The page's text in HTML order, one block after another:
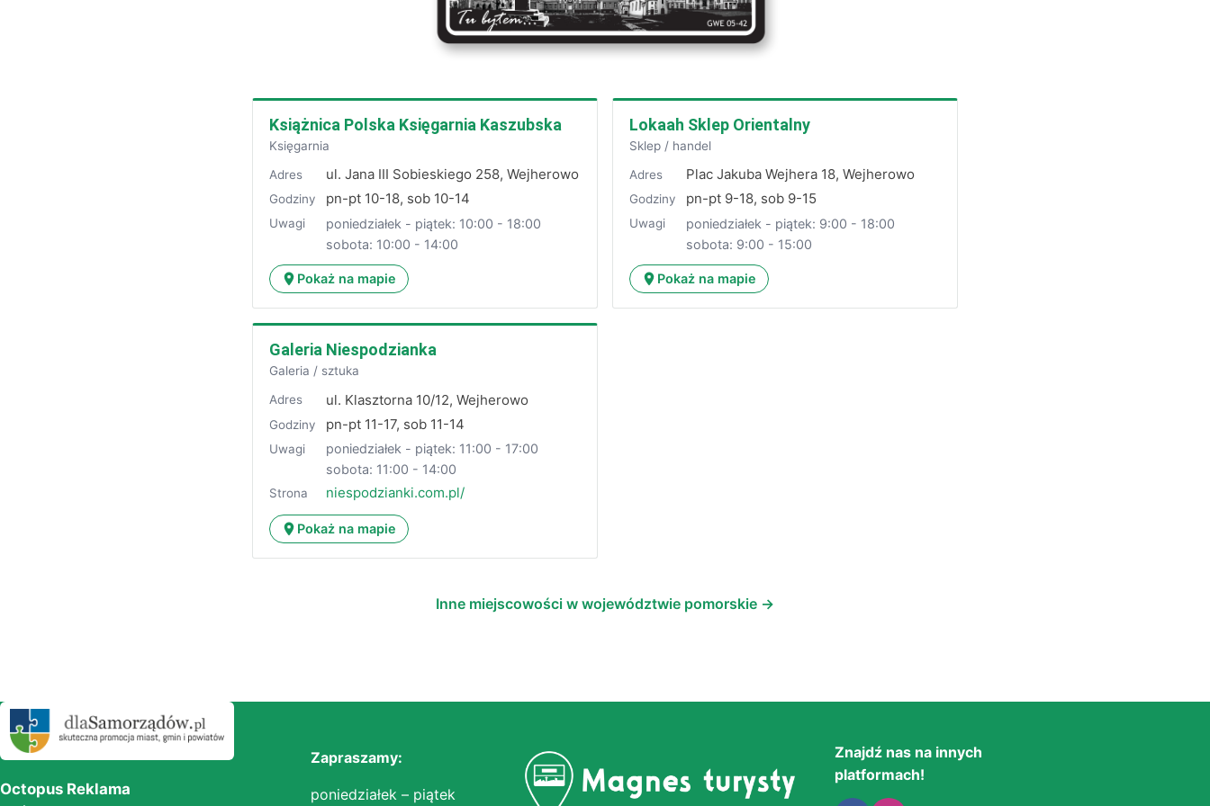
Książnica Polska Księgarnia Kaszubska
Księgarnia
Adres ul. Jana III Sobieskiego 258, Wejherowo
Godziny pn-pt 10-18, sob 10-14
Uwagi
poniedziałek - piątek: 10:00 - 18:00
sobota: 10:00 - 14:00
Pokaż na mapie
Lokaah Sklep Orientalny
Sklep / handel
Adres Plac Jakuba Wejhera 18, Wejherowo
Godziny pn-pt 9-18, sob 9-15
Uwagi
poniedziałek - piątek: 9:00 - 18:00
sobota: 9:00 - 15:00
Pokaż na mapie
Galeria Niespodzianka
Galeria / sztuka
Adres ul. Klasztorna 10/12, Wejherowo
Godziny pn-pt 11-17, sob 11-14
Uwagi
poniedziałek - piątek: 11:00 - 17:00
sobota: 11:00 - 14:00
Strona niespodzianki.com.pl/
Pokaż na mapie
Inne miejscowości w województwie pomorskie →
Octopus Reklama
Zapraszamy:
poniedziałek – piątek
Znajdź nas na innych
platformach!